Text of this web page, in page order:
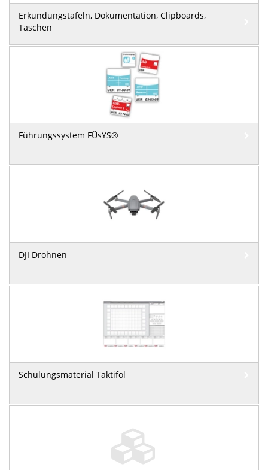
Erkundungstafeln, Dokumentation, Clipboards,
Taschen
Führungssystem FÜsYS®
DJI Drohnen
Schulungsmaterial Taktifol